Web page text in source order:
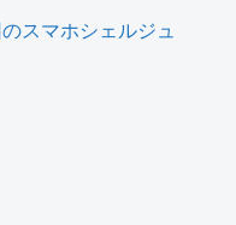
スマホシェルジュ